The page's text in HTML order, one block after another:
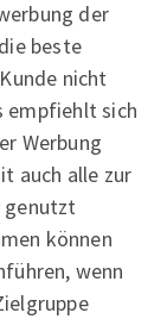
der
beste
nicht
sich
Werbung
auch alle zur
genutzt
können
wenn